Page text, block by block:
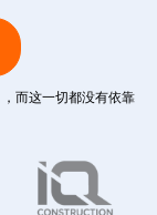
，而这一切都没有依靠